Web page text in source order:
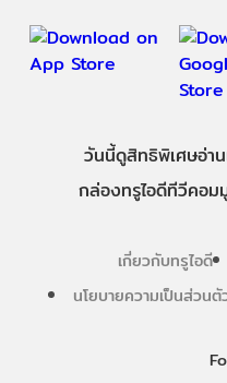
วันนี้ดูสิทธิพิเศษอ่าน
กล่องทรูไอดีทีวีคอม
เกี่ยวกับทรูไอดี
นโยบายความเป็นส่วนตั